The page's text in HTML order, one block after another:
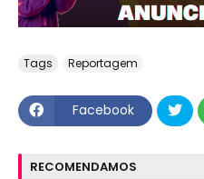
Tags Reportagem
Facebook
RECOMENDAMOS